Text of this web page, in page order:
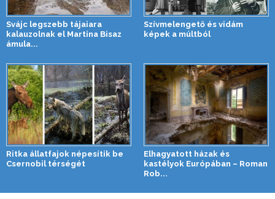
Svájc legszebb tájaiara
kalauzolnak el Martina Bisaz
ámula...
Szívmelengető és vidám
képek a múltból
Ritka állatfajok népesítik be
Csernobil térségét
Elhagyatott házak és
kastélyok Európában – Roman
Rob...